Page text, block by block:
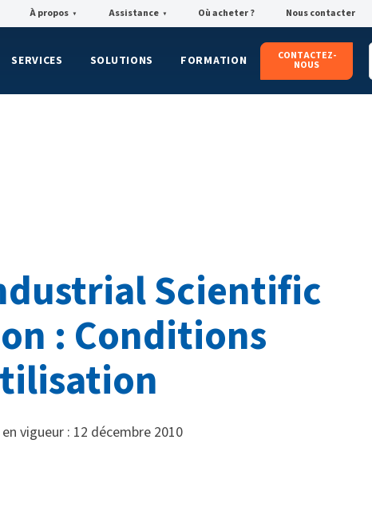
À propos ▼ Assistance ▼ Où acheter ? Nous contacter
SERVICES SOLUTIONS FORMATION CONTACTEZ-
NOUS
Scientific
: Conditions
vigueur : 12 décembre 2010